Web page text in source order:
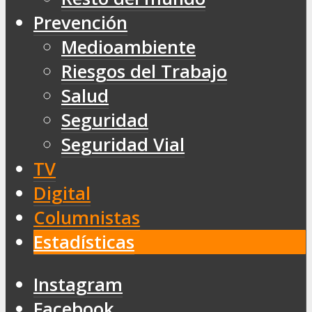
Prevención
Medioambiente
Riesgos del Trabajo
Salud
Seguridad
Seguridad Vial
TV
Digital
Columnistas
Estadísticas
Instagram